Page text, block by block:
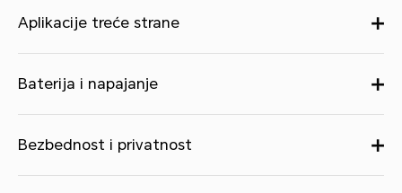
Aplikacije treće strane
Baterija i napajanje
Bezbednost i privatnost